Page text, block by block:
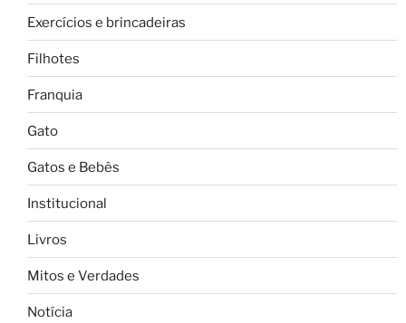
Exercícios e brincadeiras
Filhotes
Franquia
Gato
Gatos e Bebês
Institucional
Livros
Mitos e Verdades
Notícia